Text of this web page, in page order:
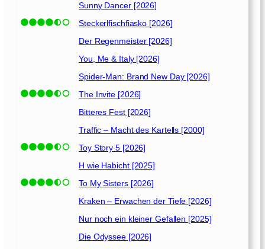
Sunny Dancer [2026]
Steckerlfischfiasko [2026]
Der Regenmeister [2026]
You, Me & Italy [2026]
Spider-Man: Brand New Day [2026]
The Invite [2026]
Bitteres Fest [2026]
Traffic – Macht des Kartells [2000]
Toy Story 5 [2026]
H wie Habicht [2025]
To My Sisters [2026]
Kraken – Erwachen der Tiefe [2026]
Nur noch ein kleiner Gefallen [2025]
Die Odyssee [2026]